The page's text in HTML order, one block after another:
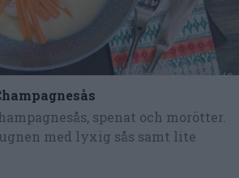
spenat och morötter.
med lyxig sås samt lite